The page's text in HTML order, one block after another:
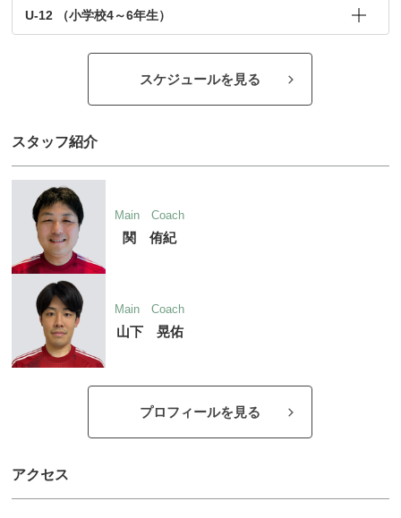
U-12 （小学校4～6年生）
スケジュールを見る
スタッフ紹介
Main Coach
関 侑紀
Main Coach
山下 晃佑
プロフィールを見る
アクセス